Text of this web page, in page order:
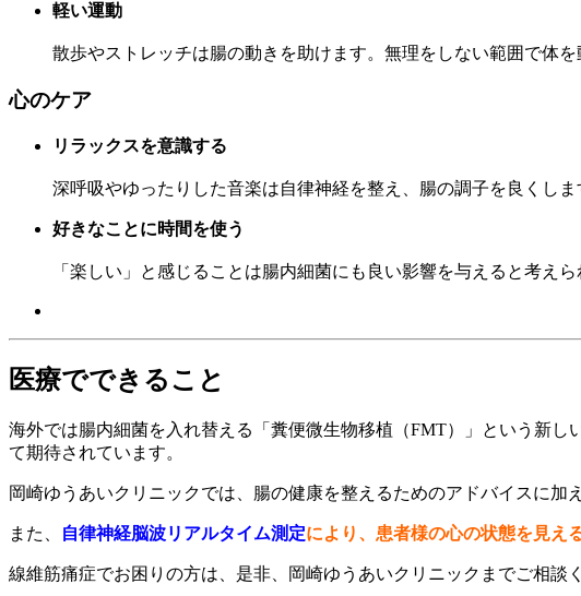
軽い運動
散歩やストレッチは腸の動きを助けます。無理をしない範囲で体を
心のケア
リラックスを意識する
深呼吸やゆったりした音楽は自律神経を整え、腸の調子を良くしま
好きなことに時間を使う
「楽しい」と感じることは腸内細菌にも良い影響を与えると考えら
医療でできること
海外では腸内細菌を入れ替える「糞便微生物移植（FMT）」という新
て期待されています。
岡崎ゆうあいクリニックでは、腸の健康を整えるためのアドバイスに加え
また、 自律神経脳波リアルタイム測定により、患者様の心の状態を見え
線維筋痛症でお困りの方は、是非、岡崎ゆうあいクリニックまでご相談